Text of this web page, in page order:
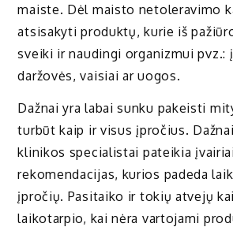
maiste. Dėl maisto netoleravimo
atsisakyti produktų, kurie iš
sveiki ir naudingi organizmui pvz.:
daržovės, vaisiai ar uogos.
Dažnai yra labai sunku pakeisti
turbūt kaip ir visus įpročius.
klinikos specialistai pateikia
rekomendacijas, kurios padeda
įpročių. Pasitaiko ir tokių atvejų
laikotarpio, kai nėra vartojami